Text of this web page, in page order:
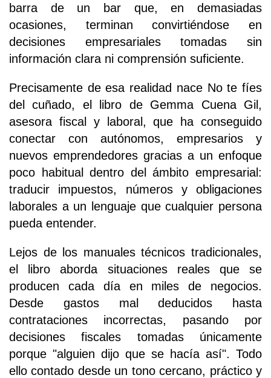
barra de un bar que, en demasiadas
ocasiones, terminan convirtiéndose en
decisiones empresariales tomadas sin
información clara ni comprensión suficiente.
Precisamente de esa realidad nace No te fíes
del cuñado, el libro de Gemma Cuena Gil,
asesora fiscal y laboral, que ha conseguido
conectar con autónomos, empresarios y
nuevos emprendedores gracias a un enfoque
poco habitual dentro del ámbito empresarial:
traducir impuestos, números y obligaciones
laborales a un lenguaje que cualquier persona
pueda entender.
Lejos de los manuales técnicos tradicionales,
el libro aborda situaciones reales que se
producen cada día en miles de negocios.
Desde gastos mal deducidos hasta
contrataciones incorrectas, pasando por
decisiones fiscales tomadas únicamente
porque "alguien dijo que se hacía así". Todo
ello contado desde un tono cercano, práctico y